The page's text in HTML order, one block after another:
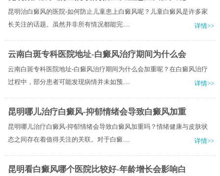
昆明治白癜风的医院-如何防止儿童患上白癜风呢？儿童白癜风是许多家
长关注的话题。虽然并非所有情况都能完.....
详情>>
云南白斑专科医院地址-白癜风治疗期间为什么会
云南白斑专科医院地址-白癜风治疗期间为什么会加重呢？在白癜风治疗
过程中，部分患者可能发现病情并未如预.....
详情>>
昆明哪儿治疗白癜风-抑郁情绪会导致白癜风加重
昆明哪儿治疗白癜风-抑郁情绪会导致白癜风加重吗？情绪健康与皮肤状
态之间存在着值得关注的关联。对于白癜.....
详情>>
昆明看白癜风哪个医院比较好-年龄增长会影响白